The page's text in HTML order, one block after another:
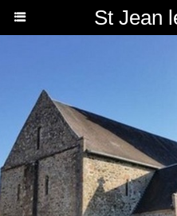
St Jean